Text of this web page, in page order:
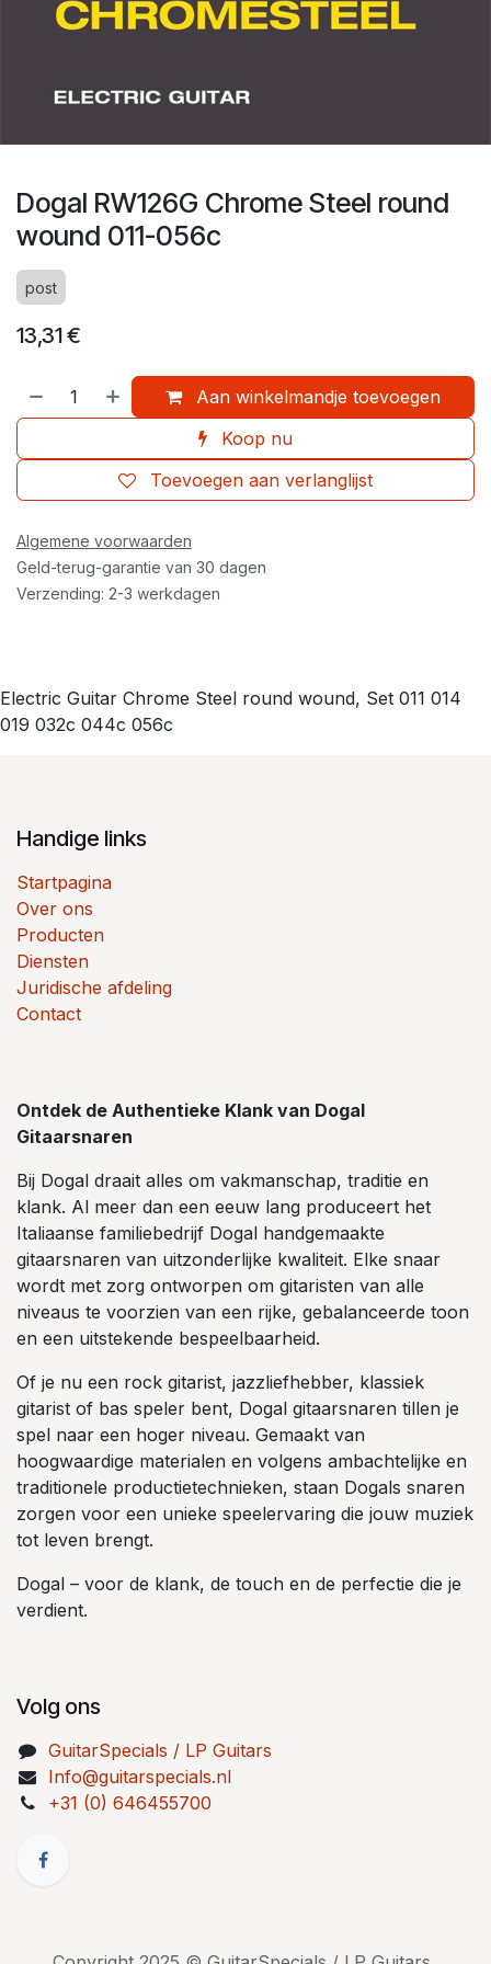
Dogal RW126G Chrome Steel round
wound 011-056c
post
13,31€
Aan winkelmandje toevoegen
Koop nu
Toevoegen aan verlanglijst
Algemene voorwaarden
Geld-terug-garantie van 30 dagen
Verzending: 2-3 werkdagen
Electric Guitar Chrome Steel round wound, Set 011 014
019 032c 044c 056c
Handige links
Startpagina
Over ons
Producten
Diensten
Juridische afdeling
Contact
Ontdek de Authentieke Klank van Dogal
Gitaarsnaren
Bij Dogal draait alles om vakmanschap, traditie en
klank. Al meer dan een eeuw lang produceert het
Italiaanse familiebedrijf Dogal handgemaakte
gitaarsnaren van uitzonderlijke kwaliteit. Elke snaar
wordt met zorg ontworpen om gitaristen van alle
niveaus te voorzien van een rijke, gebalanceerde toon
en een uitstekende bespeelbaarheid.
Of je nu een rock gitarist, jazzliefhebber, klassiek
gitarist of bas speler bent, Dogal gitaarsnaren tillen je
spel naar een hoger niveau. Gemaakt van
hoogwaardige materialen en volgens ambachtelijke en
traditionele productietechnieken, staan Dogals snaren
zorgen voor een unieke speelervaring die jouw muziek
tot leven brengt.
Dogal – voor de klank, de touch en de perfectie die je
verdient.
Volg ons
GuitarSpecials / LP Guitars
Info@guitarspecials.nl
+31 (0) 646455700